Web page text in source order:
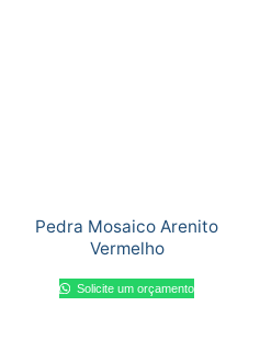
Pedra Mosaico Arenito
Vermelho
Solicite um orçamento